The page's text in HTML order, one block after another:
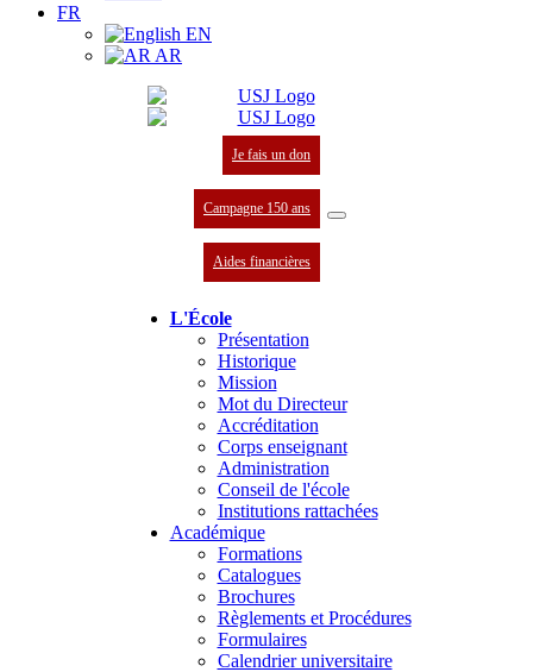
FR
EN
AR
Je fais un don
Campagne 150 ans
Aides financières
L'École
Présentation
Historique
Mission
Mot du Directeur
Accréditation
Corps enseignant
Administration
Conseil de l'école
Institutions rattachées
Académique
Formations
Catalogues
Brochures
Règlements et Procédures
Formulaires
Calendrier universitaire